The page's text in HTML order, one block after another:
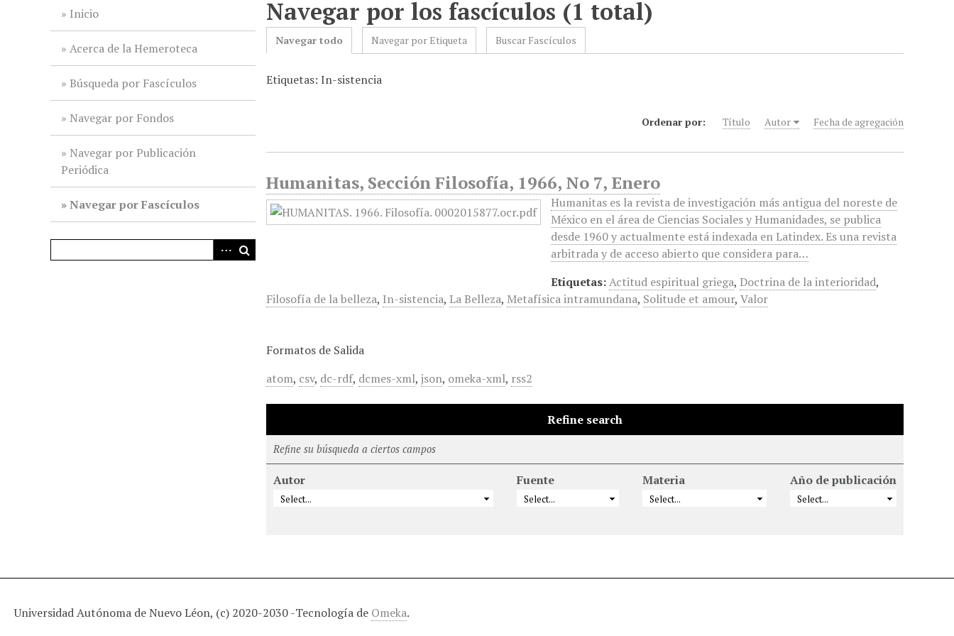
Inicio
Acerca de la Hemeroteca
Búsqueda por Fascículos
Navegar por Fondos
Navegar por Publicación
Periódica
Navegar por Fascículos
Navegar por los fascículos (1 total)
Navegar todo Navegar por Etiqueta Buscar Fascículos
Etiquetas: In-sistencia
Ordenar por: Título Autor Fecha de agregación
Humanitas, Sección Filosofía, 1966, No 7, Enero
Humanitas es la revista de investigación más antigua del noreste de
México en el área de Ciencias Sociales y Humanidades, se publica
desde 1960 y actualmente está indexada en Latindex. Es una revista
arbitrada y de acceso abierto que considera para…
Etiquetas:Actitud espiritual griega, Doctrina de la interioridad,
Filosofía de la belleza, In-sistencia, La Belleza, Metafísica intramundana, Solitude et amour,Valor
Formatos de Salida
atom, csv, dc-rdf, dcmes-xml,json, omeka-xml, rss2
Refine search
Refine su búsqueda a ciertos campos
Autor Fuente Materia Año de publicación
Universidad Autónoma de Nuevo Léon, (c) 2020-2030 -Tecnología de Omeka.